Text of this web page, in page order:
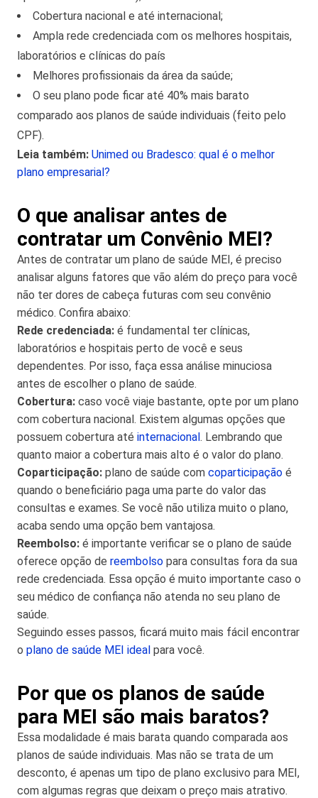
Cobertura nacional e até internacional;
Ampla rede credenciada com os melhores hospitais,
laboratórios e clínicas do país
Melhores profissionais da área da saúde;
O seu plano pode ficar até 40% mais barato
comparado aos planos de saúde individuais (feito pelo
CPF).
Leia também: Unimed ou Bradesco: qual é o melhor
plano empresarial?
O que analisar antes de
contratar um Convênio MEI?
Antes de contratar um plano de saúde MEI, é preciso
analisar alguns fatores que vão além do preço para você
não ter dores de cabeça futuras com seu convênio
médico. Confira abaixo:
Rede credenciada: é fundamental ter clínicas,
laboratórios e hospitais perto de você e seus
dependentes. Por isso, faça essa análise minuciosa
antes de escolher o plano de saúde.
Cobertura: caso você viaje bastante, opte por um plano
com cobertura nacional. Existem algumas opções que
possuem cobertura até internacional. Lembrando que
quanto maior a cobertura mais alto é o valor do plano.
Coparticipação: plano de saúde com coparticipação é
quando o beneficiário paga uma parte do valor das
consultas e exames. Se você não utiliza muito o plano,
acaba sendo uma opção bem vantajosa.
Reembolso: é importante verificar se o plano de saúde
oferece opção de reembolso para consultas fora da sua
rede credenciada. Essa opção é muito importante caso o
seu médico de confiança não atenda no seu plano de
saúde.
Seguindo esses passos, ficará muito mais fácil encontrar
o plano de saúde MEI ideal para você.
Por que os planos de saúde
para MEI são mais baratos?
Essa modalidade é mais barata quando comparada aos
planos de saúde individuais. Mas não se trata de um
desconto, é apenas um tipo de plano exclusivo para MEI,
com algumas regras que deixam o preço mais atrativo.